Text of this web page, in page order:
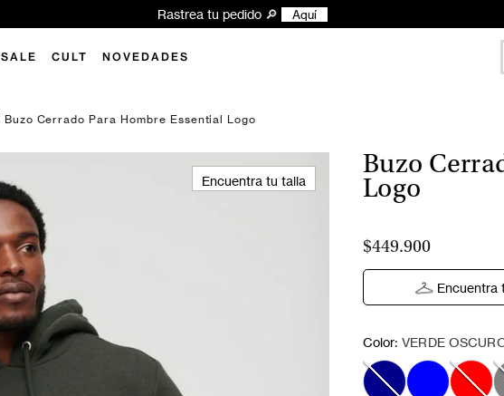
Explora las novedades y encuentra tu próximo look Superdry ✨
SALE CULT NOVEDADES
Buzo Cerrado Para Hombre Essential Logo
Encuentra tu talla
Buzo
Logo
$449.900
Encuentra
Color: VERDE